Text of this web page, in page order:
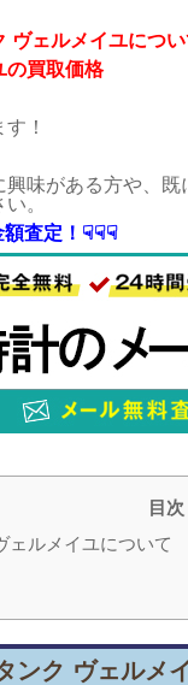
ヴェルメイユにつ
の買取価格
！
味がある方や、
。
額査定！☟☟☟
目次
ェルメイユについて
ンク ヴェルメ